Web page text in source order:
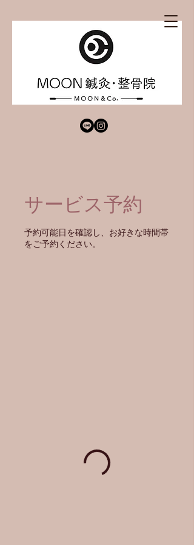
サービス予約
予約可能日を確認し、お好きな時間帯
をご予約ください。